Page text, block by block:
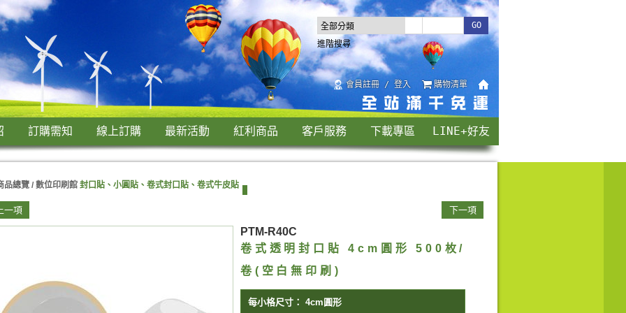
會員註冊 / 登入 購物清單
進階搜尋
訂購需知 線上訂購 最新活動 紅利商品 客戶服務 下載專區 LINE+好友
品總覽 / 數位印刷館 封口貼、小圓貼、卷式封口貼、卷式牛皮貼
一項 下一項
PTM-R40C
卷式透明封口貼 4cm圓形 500枚/
卷(空白無印刷)
每小格尺寸： 4cm圓形